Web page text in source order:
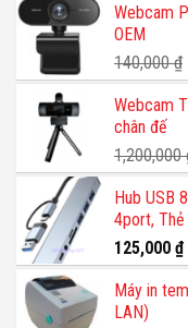
Webcam
OEM
140,000₫
Webcam
chân đế
1,200,000
Hub USB
4port, Thẻ
125,000 ₫
Máy in
LAN)